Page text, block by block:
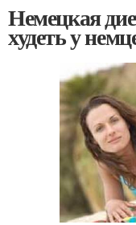
Немецкая
худеть у